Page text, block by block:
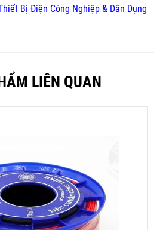
Bị Điện Công Nghiệp & Dân Dụng
LIÊN QUAN